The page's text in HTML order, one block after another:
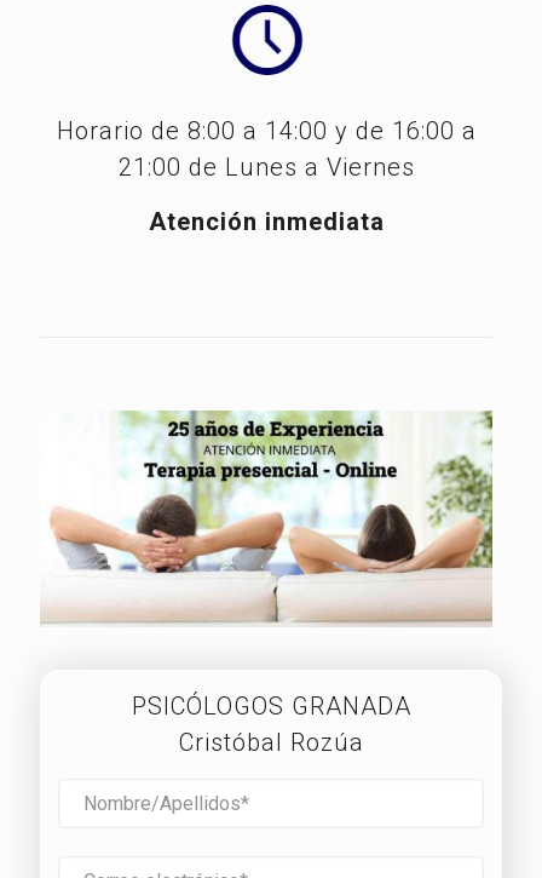
Horario de 8:00 a 14:00 y de 16:00 a
21:00 de Lunes a Viernes
Atención inmediata
PSICÓLOGOS GRANADA
Cristóbal Rozúa